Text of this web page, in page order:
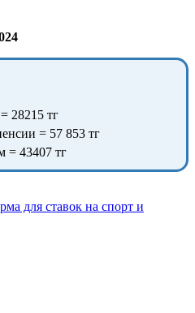
28215 тг
= 57 853 тг
43407 тг
для ставок на спорт и